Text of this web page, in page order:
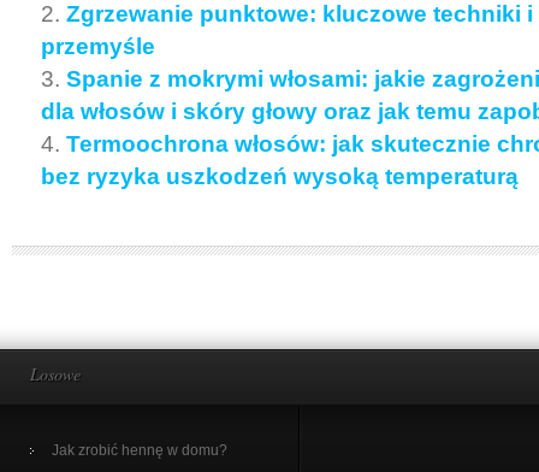
Zgrzewanie punktowe: kluczowe techniki
przemyśle
Spanie z mokrymi włosami: jakie
dla włosów i skóry głowy oraz jak temu
Termoochrona włosów: jak skutecznie
bez ryzyka uszkodzeń wysoką temperaturą
Losowe
Jak zrobić hennę w domu?